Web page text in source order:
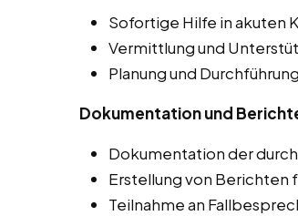
Sofortige Hilfe in akuten
Vermittlung und
Planung und
Dokumentation und
Dokumentation der
Erstellung von Berichten
Teilnahme an